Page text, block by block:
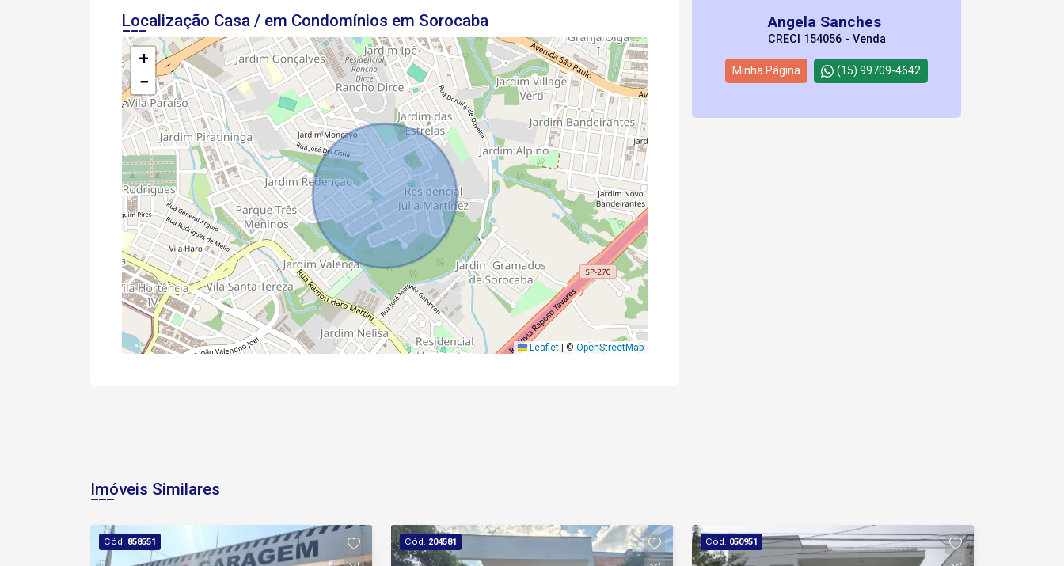
Localização Casa / em Condomínios em Sorocaba
+
−
Leaflet © OpenStreetMap
Angela Sanches
CRECI 154056 - Venda
Minha Página (15) 99709-4642
Imóveis Similares
Cód. 858551 Cód. 204581 Cód. 050951